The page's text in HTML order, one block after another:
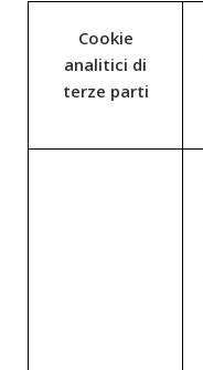
Cookie
analitici di
terze parti